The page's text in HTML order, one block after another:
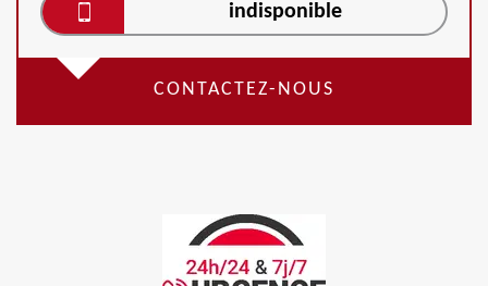
indisponible
CONTACTEZ-NOUS